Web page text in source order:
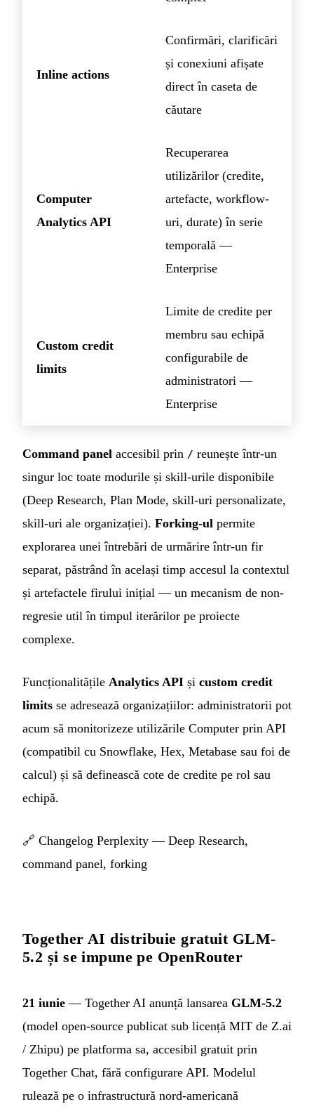
Inline actions
Confirmări, clarificări
și conexiuni afișate
direct în caseta de
căutare
Computer
Analytics API
Recuperarea
utilizărilor (credite,
artefacte, workflow-
uri, durate) în serie
temporală —
Enterprise
Custom credit
limits
Limite de credite per
membru sau echipă
configurabile de
administratori —
Enterprise
Command panel accesibil prin / reunește într-un
singur loc toate modurile și skill-urile disponibile
(Deep Research, Plan Mode, skill-uri personalizate,
skill-uri ale organizației). Forking-ul permite
explorarea unei întrebări de urmărire într-un fir
separat, păstrând în același timp accesul la contextul
și artefactele firului inițial — un mecanism de non-
regresie util în timpul iterărilor pe proiecte
complexe.
Funcționalitățile Analytics API și custom credit
limits se adresează organizațiilor: administratorii pot
acum să monitorizeze utilizările Computer prin API
(compatibil cu Snowflake, Hex, Metabase sau foi de
calcul) și să definească cote de credite pe rol sau
echipă.
🔗 Changelog Perplexity — Deep Research,
command panel, forking
Together AI distribuie gratuit GLM-
5.2 și se impune pe OpenRouter
21 iunie — Together AI anunță lansarea GLM-5.2
(model open-source publicat sub licență MIT de Z.ai
/ Zhipu) pe platforma sa, accesibil gratuit prin
Together Chat, fără configurare API. Modelul
rulează pe o infrastructură nord-americană